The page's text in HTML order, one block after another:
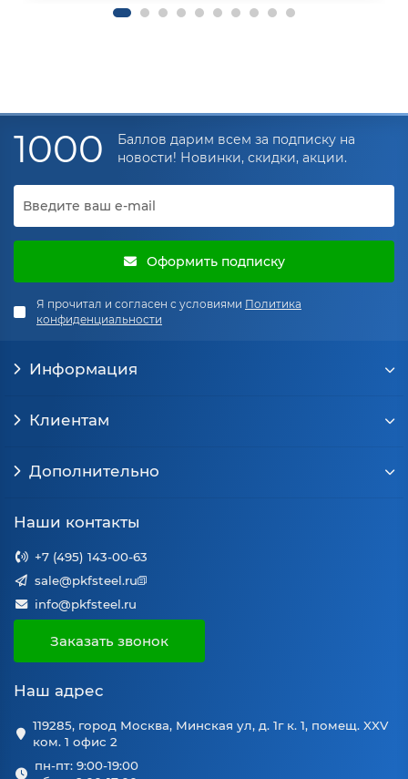
1000
Баллов дарим всем за подписку на
новости! Новинки, скидки, акции.
Оформить подписку
Я прочитал и согласен с условиями Политика
конфиденциальности
Информация
Клиентам
Дополнительно
Наши контакты
+7 (495) 143-00-63
sale@pkfsteel.ru
info@pkfsteel.ru
Заказать звонок
Наш адрес
119285, город Москва, Минская ул, д. 1г к. 1, помещ. XXV
ком. 1 офис 2
пн-пт: 9:00-19:00